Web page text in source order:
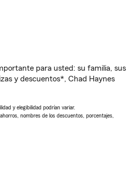
para usted: su familia, sus
y descuentos*, Chad Haynes
y elegibilidad podrían variar.
nombres de los descuentos, porcentajes,